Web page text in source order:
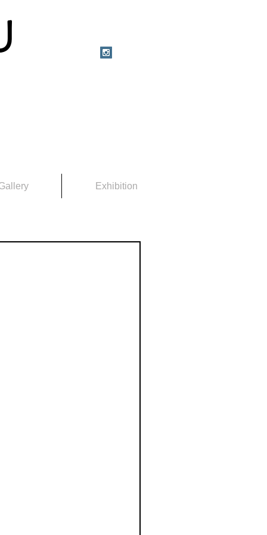
Exhibition